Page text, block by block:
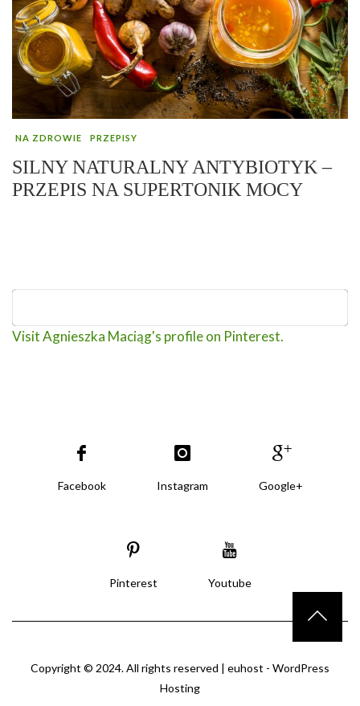
NA ZDROWIE PRZEPISY
SILNY NATURALNY ANTYBIOTYK –
PRZEPIS NA SUPERTONIK MOCY
Visit Agnieszka Maciąg's profile on Pinterest.
Facebook Instagram Google+
Pinterest Youtube
Copyright © 2024. All rights reserved | euhost - WordPress
Hosting